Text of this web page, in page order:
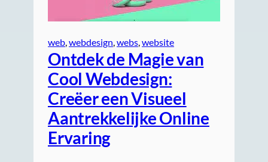
web webdesign webs website
Ontdek de Magie van
Cool Webdesign:
Creëer een Visueel
Aantrekkelijke Online
Ervaring